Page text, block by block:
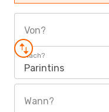
Von?
Nach?
Parintins
Wann?